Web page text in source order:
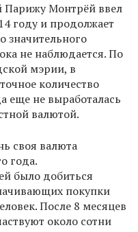
Парижу Монтрёй ввел
году и продолжает
значительного
не наблюдается. По
мэрии, в
количество
еще не выработалась
валютой.
своя валюта
года.
было добиться
покупки
После 8 месяцев
около сотни